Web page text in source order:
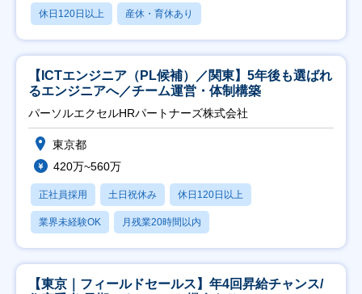
休日120日以上 産休・育休あり
【ICTエンジニア（PL候補）／関東】5年後も選ばれ
るエンジニアへ／チーム運営・体制構築
パーソルエクセルHRパートナーズ株式会社
東京都
420万~560万
正社員採用 土日祝休み 休日120日以上
業界未経験OK 月残業20時間以内
【東京｜フィールドセールス】年4回昇給チャンス/